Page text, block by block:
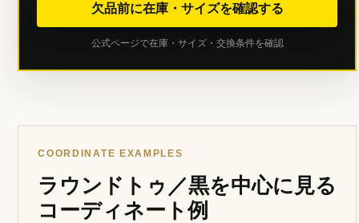
欠品前に在庫・サイズを確認する
公式ページで在庫・サイズ・交換条件を確認
COORDINATE EXAMPLES
ラウンドトゥ／黒を中心に見る
コーディネート例